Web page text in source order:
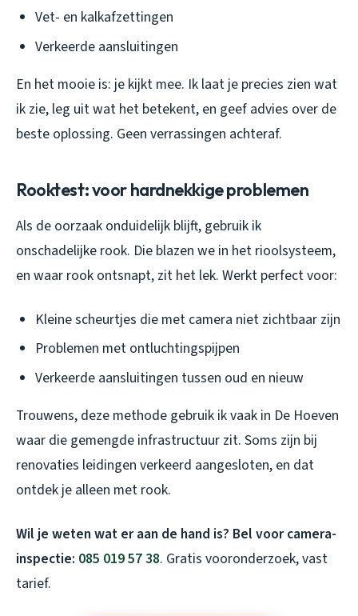
Vet- en kalkafzettingen
Verkeerde aansluitingen
En het mooie is: je kijkt mee. Ik laat je precies zien wat
ik zie, leg uit wat het betekent, en geef advies over de
beste oplossing. Geen verrassingen achteraf.
Rooktest: voor hardnekkige problemen
Als de oorzaak onduidelijk blijft, gebruik ik
onschadelijke rook. Die blazen we in het rioolsysteem,
en waar rook ontsnapt, zit het lek. Werkt perfect voor:
Kleine scheurtjes die met camera niet zichtbaar zijn
Problemen met ontluchtingspijpen
Verkeerde aansluitingen tussen oud en nieuw
Trouwens, deze methode gebruik ik vaak in De Hoeven
waar die gemengde infrastructuur zit. Soms zijn bij
renovaties leidingen verkeerd aangesloten, en dat
ontdek je alleen met rook.
Wil je weten wat er aan de hand is? Bel voor camera-
inspectie: 085 019 57 38. Gratis vooronderzoek, vast
tarief.